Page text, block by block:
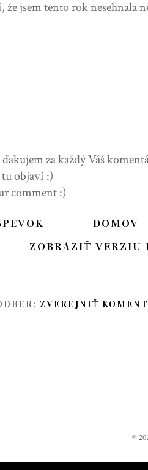
že jsem tento rok nesehnala
za každý Váš
objaví :)
comment :)
DOMOV
ZOBRAZIŤ VERZIU
ZVEREJNIŤ
©